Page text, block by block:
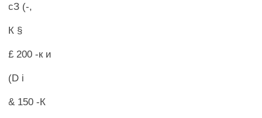
сЗ (-,
К §
£ 200 -к и
(D i
& 150 -К